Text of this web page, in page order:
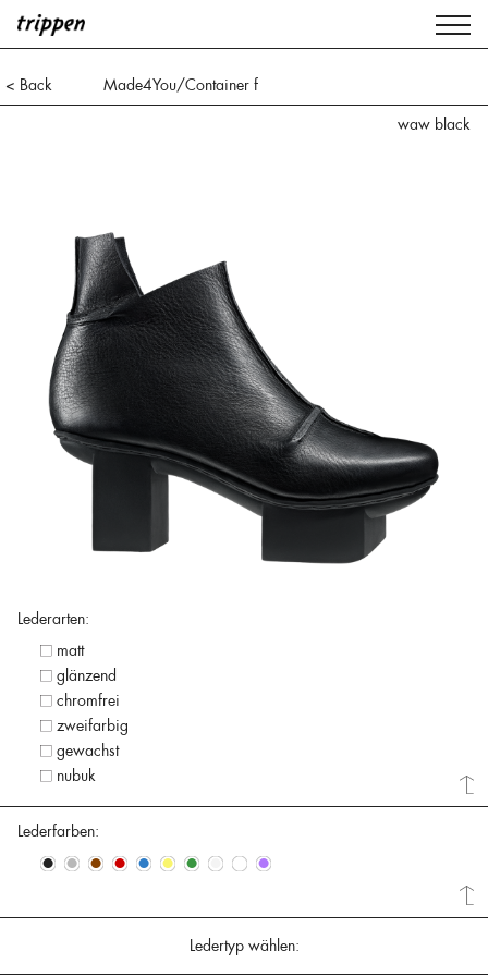
< Back
Made4You/Container f
waw black
Lederarten:
matt
glänzend
chromfrei
zweifarbig
gewachst
nubuk
Lederfarben:
• • • • • • • • • •
Ledertyp wählen: